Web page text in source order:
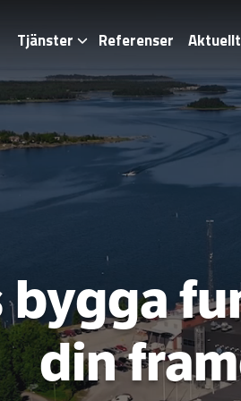
Tjänster
Referenser Aktuellt
bygga
din